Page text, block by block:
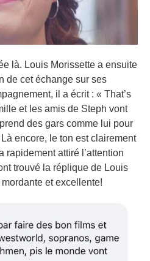
là. Louis Morissette a ensuite
de cet échange sur ses
il a écrit : « That’s
et les amis de Steph vont
des gars comme lui pour
encore, le ton est clairement
rapidement attiré l’attention
trouvé la réplique de Louis
et excellente!